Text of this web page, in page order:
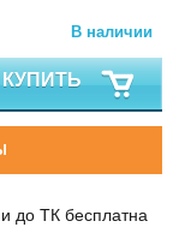
В наличии
КУПИТЬ
и до ТК бесплатна